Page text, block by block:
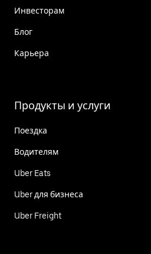
Инвесторам
Блог
Карьера
Продукты и услуги
Поездка
Водителям
Uber Eats
Uber для бизнеса
Uber Freight